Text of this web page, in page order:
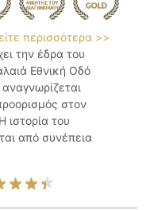
περισσότερα >>
την έδρα του
Εθνική Οδό
στον
ιστορία του
από συνέπεια